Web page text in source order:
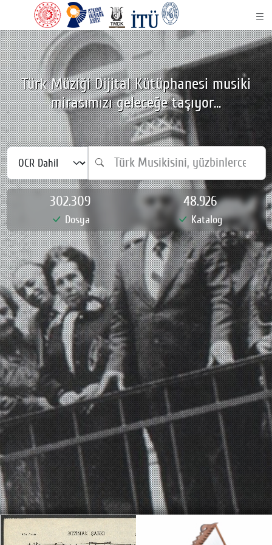
Türk Müziği Dijital Kütüphanesi musiki
mirasımızı geleceğe taşıyor...
302.309
Dosya
48.926
Katalog